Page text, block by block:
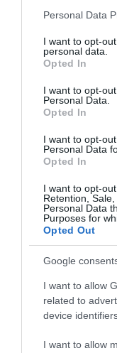
Please note that
not limited to your
grant or deny
use your data for
consent section.
Personal Data
I want to opt-
personal data.
Opted In
I want to opt-
Personal Data.
Opted In
I want to opt-
Personal Data
Opted In
I want to opt-
Retention,
Personal Data
Purposes for
Opted Out
Google
I want to allow
related to
device
I want to allow